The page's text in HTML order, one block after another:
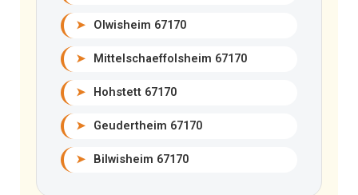
➤ Olwisheim 67170
➤ Mittelschaeffolsheim 67170
➤ Hohstett 67170
➤ Geudertheim 67170
➤ Bilwisheim 67170